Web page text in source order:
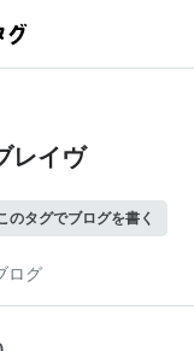
レイヴ
のタグでブログを書く
ログ